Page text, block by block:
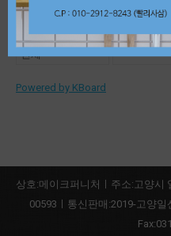
Powered by KBoard
상호:메이크퍼니처ㅣ주소:고양시
00593ㅣ통신판매:2019-고양일